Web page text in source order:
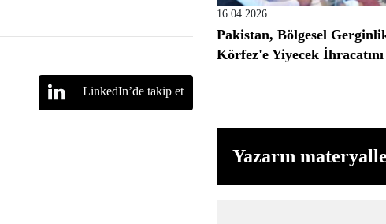
LinkedIn’de takip et
16.04.2026
Pakistan, Bölgesel
Körfez'e Yiyecek
Yazarın